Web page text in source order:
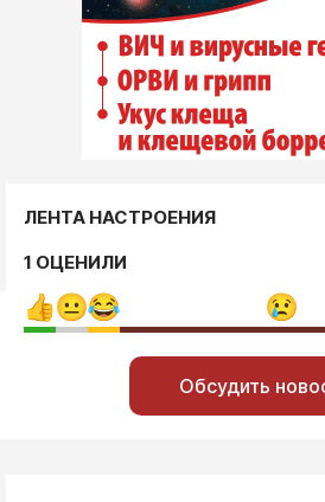
ЛЕНТА НАСТРОЕНИЯ
1 ОЦЕНИЛИ
Обсудить